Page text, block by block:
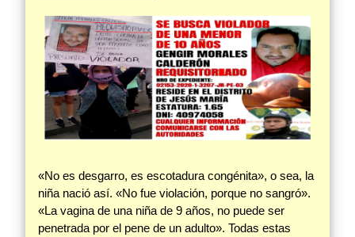
«No es desgarro, es escotadura congénita», o sea, la
niña nació así. «No fue violación, porque no sangró».
«La vagina de una niña de 9 años, no puede ser
penetrada por el pene de un adulto». Todas estas